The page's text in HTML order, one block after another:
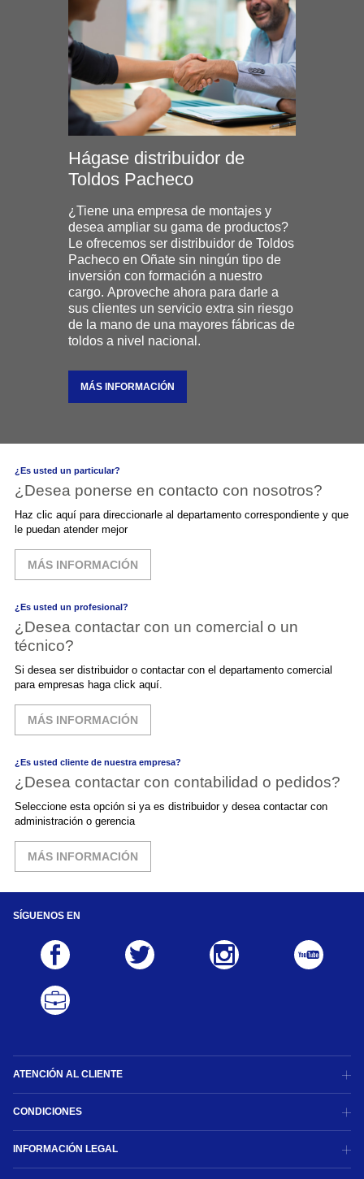
Hágase distribuidor de
Toldos Pacheco
¿Tiene una empresa de montajes y
desea ampliar su gama de productos?
Le ofrecemos ser distribuidor de Toldos
Pacheco en Oñate sin ningún tipo de
inversión con formación a nuestro
cargo. Aproveche ahora para darle a
sus clientes un servicio extra sin riesgo
de la mano de una mayores fábricas de
toldos a nivel nacional.
MÁS INFORMACIÓN
¿Es usted un particular?
¿Desea ponerse en contacto con nosotros?
Haz clic aquí para direccionarle al departamento correspondiente y que
le puedan atender mejor
MÁS INFORMACIÓN
¿Es usted un profesional?
¿Desea contactar con un comercial o un
técnico?
Si desea ser distribuidor o contactar con el departamento comercial
para empresas haga click aquí.
MÁS INFORMACIÓN
¿Es usted cliente de nuestra empresa?
¿Desea contactar con contabilidad o pedidos?
Seleccione esta opción si ya es distribuidor y desea contactar con
administración o gerencia
MÁS INFORMACIÓN
SÍGUENOS EN
ATENCIÓN AL CLIENTE
CONDICIONES
INFORMACIÓN LEGAL